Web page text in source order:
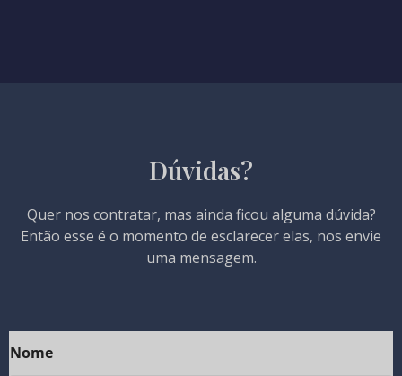
Dúvidas?
Quer nos contratar, mas ainda ficou alguma dúvida?
Então esse é o momento de esclarecer elas, nos envie
uma mensagem.
Nome